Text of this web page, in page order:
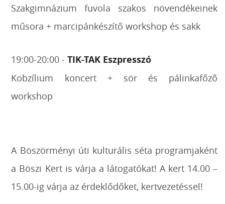
Szakgimnázium fuvola szakos növendékeinek
műsora + marcipánkészítő workshop és sakk
19:00-20:00 -TIK-TAK Eszpresszó
Kobzílium koncert + sör és pálinkafőző
workshop
A Böszörményi úti kulturális séta programjaként
a Böszi Kert is várja a látogatókat! A kert 14.00 –
15.00-ig várja az érdeklődőket, kertvezetéssel!